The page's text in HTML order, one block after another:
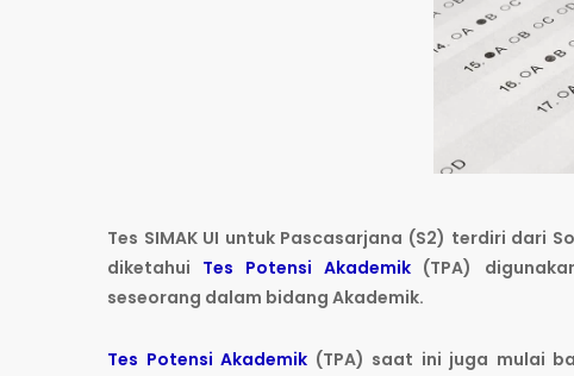
Tes SIMAK UI untuk Pascasarjana (S2) terdiri dari
diketahui Tes Potensi Akademik (TPA)
seseorang dalam bidang Akademik.
Tes Potensi Akademik (TPA) saat ini juga mulai